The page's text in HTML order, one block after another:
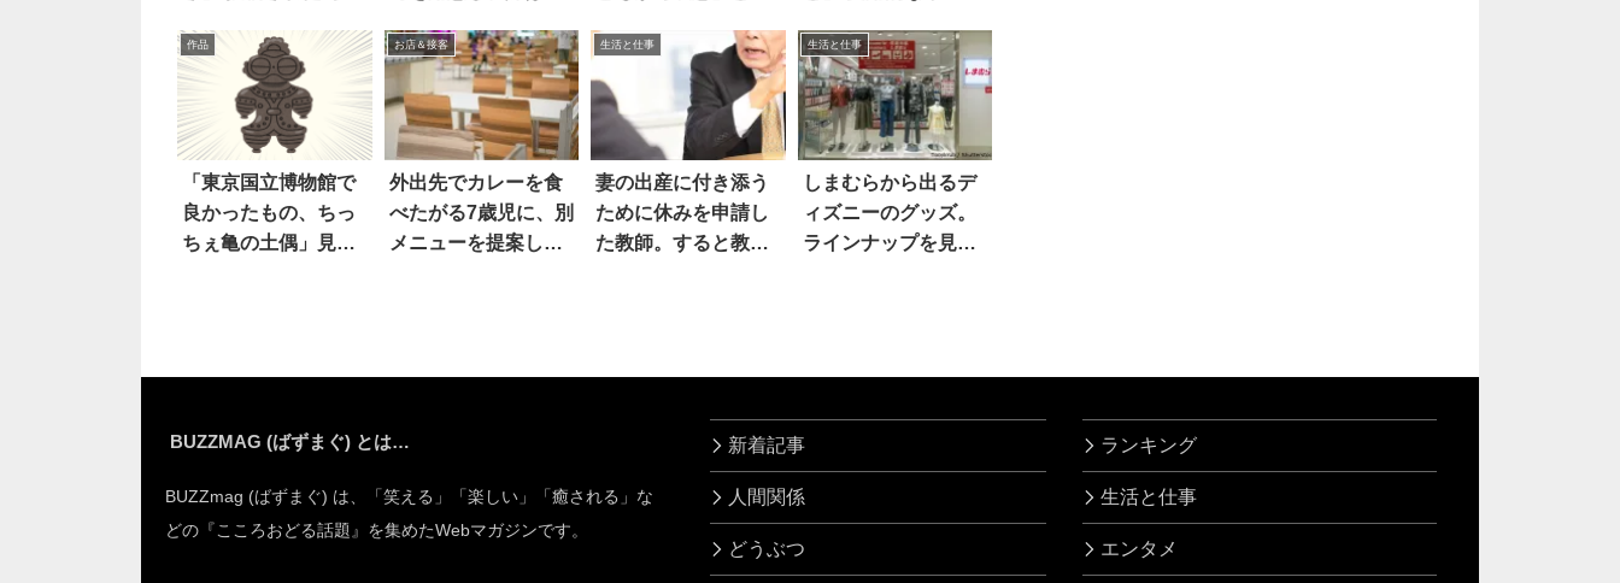
作品
「東京国立博物館で
良かったもの、ちっ
ちぇ亀の土偶」見る
お店＆接客
外出先でカレーを食
べたがる7歳児に、別
メニューを提案した
生活と仕事
妻の出産に付き添う
ために休みを申請し
た教師。すると教頭
生活と仕事
しまむらから出るデ
ィズニーのグッズ。
ラインナップを見る
BUZZMAG (ばずまぐ) とは…
BUZZmag (ばずまぐ) は、「笑える」「楽しい」「癒される」な
どの『こころおどる話題』を集めたWebマガジンです。
新着記事
人間関係
どうぶつ
ランキング
生活と仕事
エンタメ